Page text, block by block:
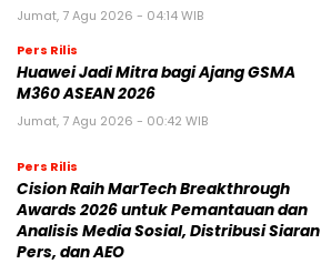
Jumat, 7 Agu 2026 - 04:14 WIB
Pers Rilis
Huawei Jadi Mitra bagi Ajang GSMA
M360 ASEAN 2026
Jumat, 7 Agu 2026 - 00:42 WIB
Pers Rilis
Cision Raih MarTech Breakthrough
Awards 2026 untuk Pemantauan dan
Analisis Media Sosial, Distribusi Siaran
Pers, dan AEO